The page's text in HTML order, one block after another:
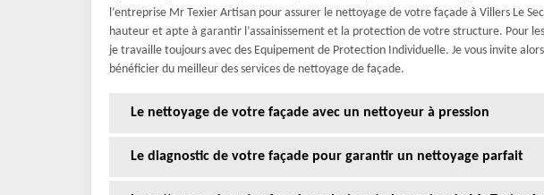
l’entreprise Mr Texier Artisan pour assurer le nettoyage de votre façade à Villers Le
hauteur et apte à garantir l’assainissement et la protection de votre structure. Pour
je travaille toujours avec des Equipement de Protection Individuelle. Je vous invite
bénéficier du meilleur des services de nettoyage de façade.
Le nettoyage de votre façade avec un nettoyeur à pression
Le diagnostic de votre façade pour garantir un nettoyage parfait